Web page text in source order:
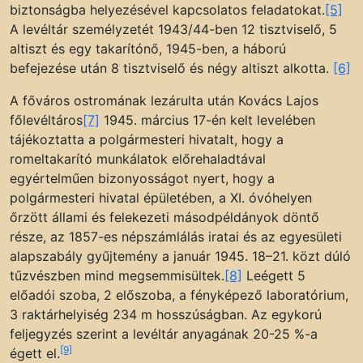
biztonságba helyezésével kapcsolatos feladatokat. [5]
A levéltár személyzetét 1943/44-ben 12 tisztviselő, 5
altiszt és egy takarítónő, 1945-ben, a háború
befejezése után 8 tisztviselő és négy altiszt alkotta. [6]
A főváros ostromának lezárulta után Kovács Lajos
főlevéltáros[7] 1945. március 17-én kelt levelében
tájékoztatta a polgármesteri hivatalt, hogy a
romeltakarító munkálatok előrehaladtával
egyértelműen bizonyosságot nyert, hogy a
polgármesteri hivatal épületében, a XI. óvóhelyen
őrzött állami és felekezeti másodpéldányok döntő
része, az 1857-es népszámlálás iratai és az egyesületi
alapszabály gyűjtemény a január 1945. 18–21. közt dúló
tűzvészben mind megsemmisültek. [8] Leégett 5
előadói szoba, 2 előszoba, a fényképező laboratórium,
3 raktárhelyiség 234 m hosszúságban. Az egykorú
feljegyzés szerint a levéltár anyagának 20-25 %-a
égett el.[9]